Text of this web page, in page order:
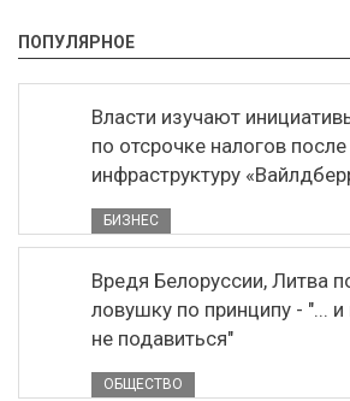
ПОПУЛЯРНОЕ
Власти изучают
по отсрочке налогов
инфраструктуру
БИЗНЕС
Вредя Белоруссии, Литва
ловушку по принципу - "...
не подавиться"
ОБЩЕСТВО